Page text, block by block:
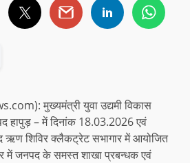
मुख्यमंत्री युवा उद्यमी विकास
हापुड़ – में दिनांक 18.03.2026 एवं
शिविर क्लैकट्रेट सभागार में आयोजित
में जनपद के समस्त शाखा प्रबन्धक एवं